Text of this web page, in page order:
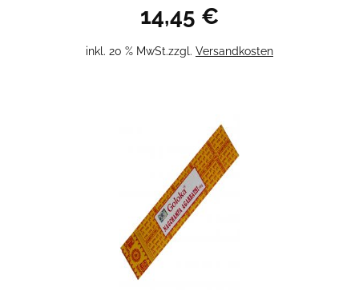
14,45 €
inkl. 20 % MwSt.zzgl. Versandkosten